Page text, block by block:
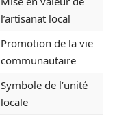
l’artisanat local
Promotion de la vie
communautaire
Symbole de l’unité
locale